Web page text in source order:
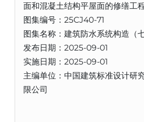
面和混凝土结构平屋面的修缮工程
图集编号：25CJ40-71
图集名称：建筑防水系统构造（七
发布日期：2025-09-01
实施日期：2025-09-01
主编单位：中国建筑标准设计研
限公司